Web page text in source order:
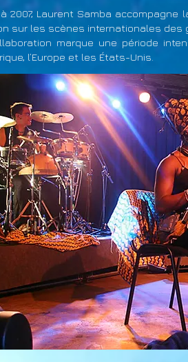
2007, Laurent Samba
sur les scènes internationales des
marque une période
l’Europe et les États-Unis.